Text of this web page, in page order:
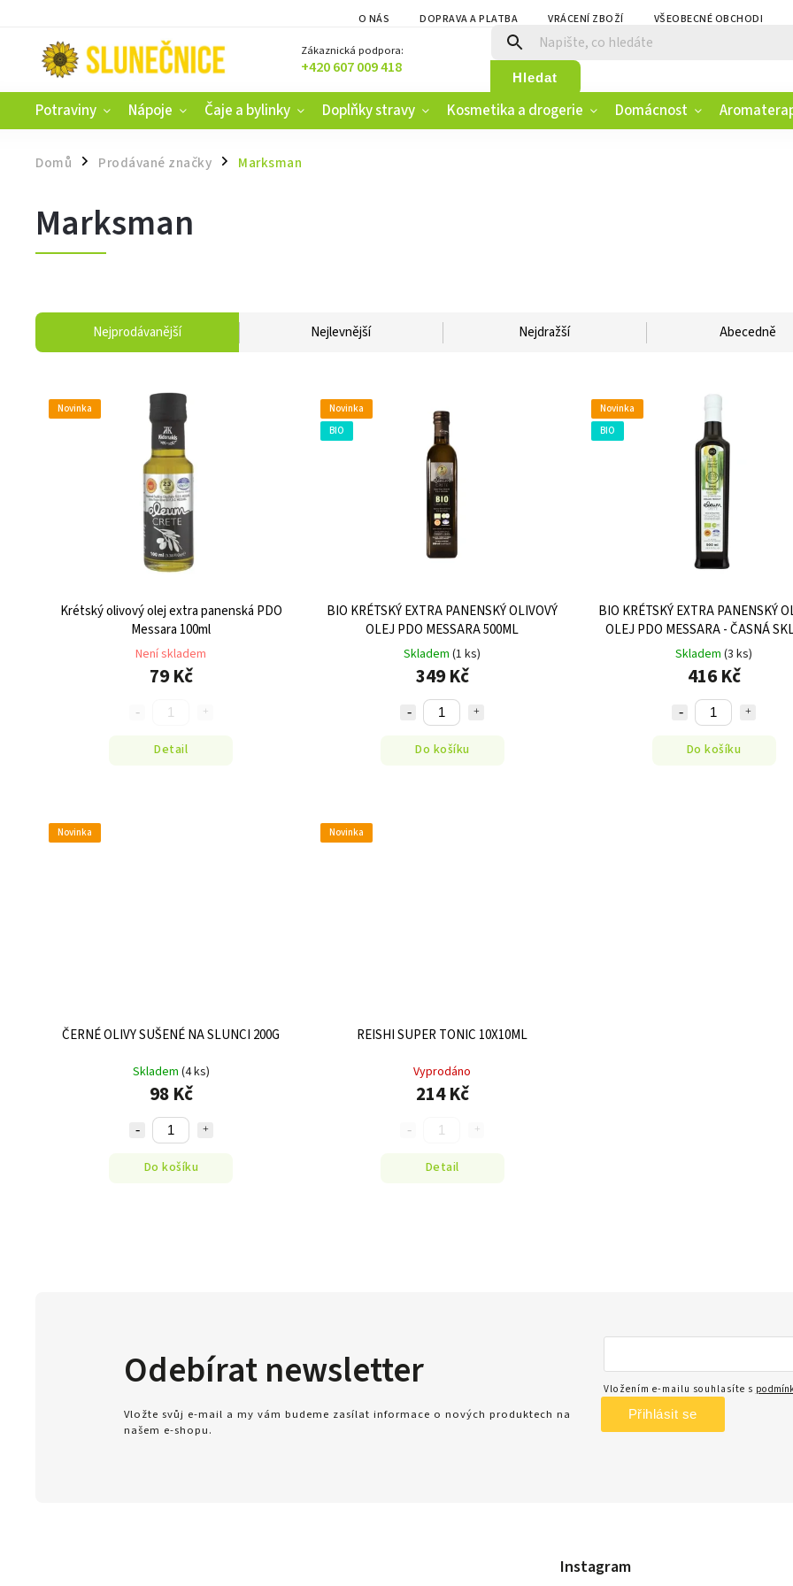
O NÁS DOPRAVA A PLATBA VRÁCENÍ ZBOŽÍ VŠEOBECNÉ OBCHODNÍ
Zákaznická podpora:
+420 607 009 418 Hledat
Potraviny Nápoje Čaje a bylinky Doplňky stravy Kosmetika a drogerie Domácnost
Domů / Prodávané značky / Marksman
Marksman
Nejprodávanější Nejlevnější Nejdražší Abecedně
Novinka
Krétský olivový olej extra panenská PDO
Messara 100ml
Není skladem
79 Kč
Detail
Novinka
BIO
BIO KRÉTSKÝ EXTRA PANENSKÝ OLIVOVÝ
OLEJ PDO MESSARA 500ML
Skladem(1 ks)
349 Kč
Do košíku
Novinka
BIO
BIO KRÉTSKÝ EXTRA PANENSKÝ
OLEJ PDO MESSARA - ČASNÁ
500ML
Skladem(3 ks)
416 Kč
Do košíku
Novinka
ČERNÉ OLIVY SUŠENÉ NA SLUNCI 200G
Skladem (4 ks)
98 Kč
Do košíku
Novinka
REISHI SUPER TONIC 10X10ML
Vyprodáno
214 Kč
Detail
Instagram
Odebírat newsletter
Vložte svůj e-mail a my vám budeme zasílat informace o nových produktech na
našem e-shopu.
Vložením e-mailu souhlasíte s
Přihlásit se